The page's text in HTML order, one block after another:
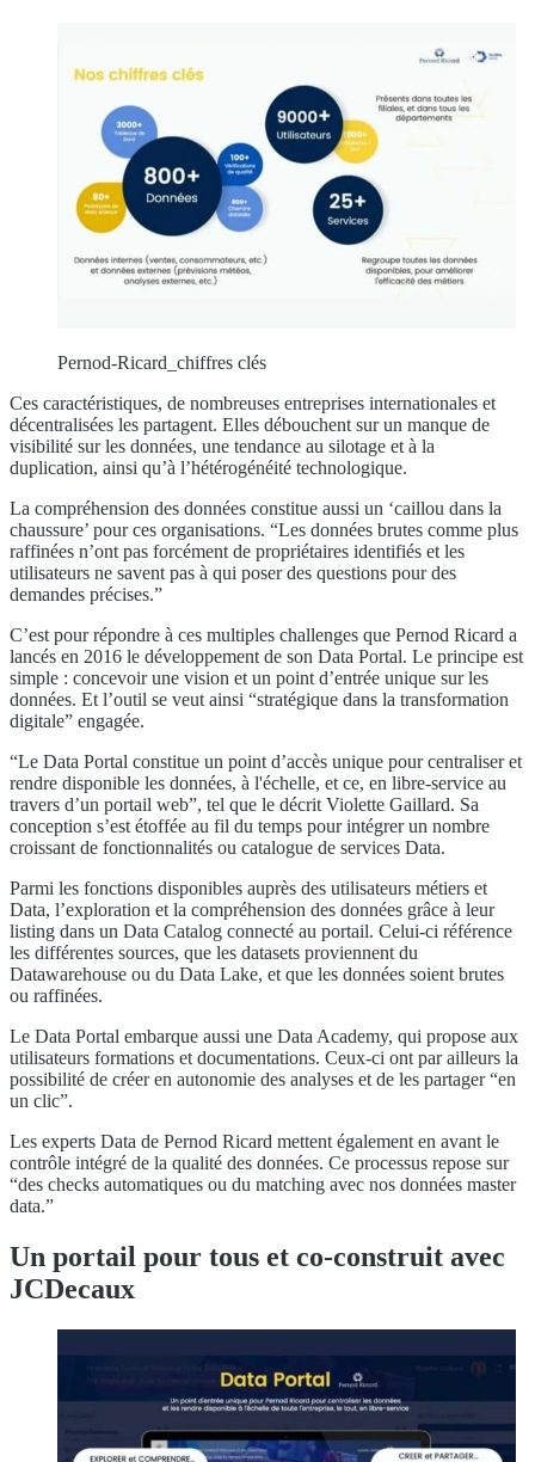
Pernod-Ricard_chiffres clés
Ces caractéristiques, de nombreuses entreprises internationales et
décentralisées les partagent. Elles débouchent sur un manque de
visibilité sur les données, une tendance au silotage et à la
duplication, ainsi qu’à l’hétérogénéité technologique.
La compréhension des données constitue aussi un ‘caillou dans la
chaussure’ pour ces organisations. “Les données brutes comme plus
raffinées n’ont pas forcément de propriétaires identifiés et les
utilisateurs ne savent pas à qui poser des questions pour des
demandes précises.”
C’est pour répondre à ces multiples challenges que Pernod Ricard a
lancés en 2016 le développement de son Data Portal. Le principe est
simple : concevoir une vision et un point d’entrée unique sur les
données. Et l’outil se veut ainsi “stratégique dans la transformation
digitale” engagée.
“Le Data Portal constitue un point d’accès unique pour centraliser et
rendre disponible les données, à l'échelle, et ce, en libre-service au
travers d’un portail web”, tel que le décrit Violette Gaillard. Sa
conception s’est étoffée au fil du temps pour intégrer un nombre
croissant de fonctionnalités ou catalogue de services Data.
Parmi les fonctions disponibles auprès des utilisateurs métiers et
Data, l’exploration et la compréhension des données grâce à leur
listing dans un Data Catalog connecté au portail. Celui-ci référence
les différentes sources, que les datasets proviennent du
Datawarehouse ou du Data Lake, et que les données soient brutes
ou raffinées.
Le Data Portal embarque aussi une Data Academy, qui propose aux
utilisateurs formations et documentations. Ceux-ci ont par ailleurs la
possibilité de créer en autonomie des analyses et de les partager “en
un clic”.
Les experts Data de Pernod Ricard mettent également en avant le
contrôle intégré de la qualité des données. Ce processus repose sur
“des checks automatiques ou du matching avec nos données master
data.”
Un portail pour tous et co-construit avec
JCDecaux